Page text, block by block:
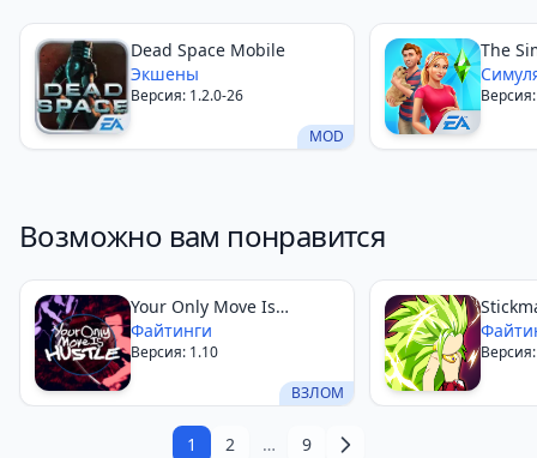
MOD
Dead Space Mobile
Экшены
Версия: 1.2.0-26
The
Возможно вам понравится
ВЗЛОМ
Your Only Move Is
HUSTLE
Файтинги
Версия: 1.10
Super
Fight
1 2 … 9